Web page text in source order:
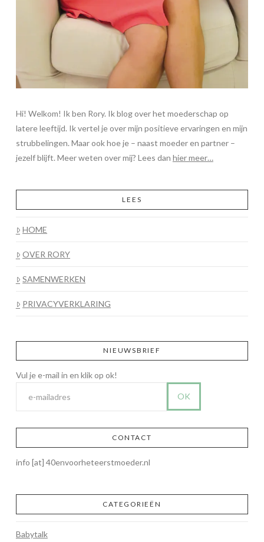
Hi! Welkom! Ik ben Rory. Ik blog over het moederschap op
latere leeftijd. Ik vertel je over mijn positieve ervaringen en mijn
strubbelingen. Maar ook hoe je – naast moeder en partner –
jezelf blijft. Meer weten over mij? Lees dan hier meer…
LEES
HOME
OVER RORY
SAMENWERKEN
PRIVACYVERKLARING
NIEUWSBRIEF
CONTACT
info [at] 40envoorheteerstmoeder.nl
CATEGORIEËN
Babytalk